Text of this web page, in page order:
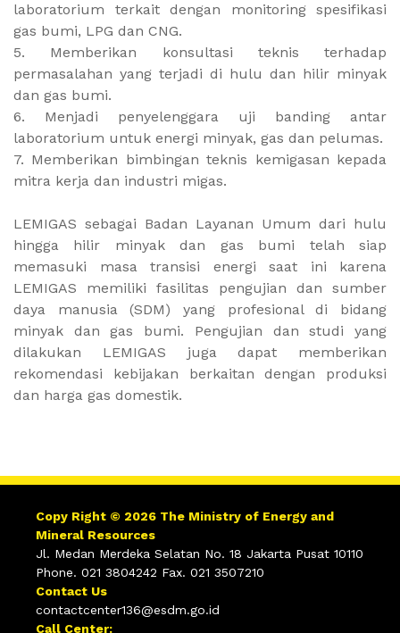
laboratorium terkait dengan monitoring spesifikasi
gas bumi, LPG dan CNG.
5. Memberikan konsultasi teknis terhadap
permasalahan yang terjadi di hulu dan hilir minyak
dan gas bumi.
6. Menjadi penyelenggara uji banding antar
laboratorium untuk energi minyak, gas dan pelumas.
7. Memberikan bimbingan teknis kemigasan kepada
mitra kerja dan industri migas.
LEMIGAS sebagai Badan Layanan Umum dari hulu
hingga hilir minyak dan gas bumi telah siap
memasuki masa transisi energi saat ini karena
LEMIGAS memiliki fasilitas pengujian dan sumber
daya manusia (SDM) yang profesional di bidang
minyak dan gas bumi. Pengujian dan studi yang
dilakukan LEMIGAS juga dapat memberikan
rekomendasi kebijakan berkaitan dengan produksi
dan harga gas domestik.
Copy Right © 2026 The Ministry of Energy and
Mineral Resources
Jl. Medan Merdeka Selatan No. 18 Jakarta Pusat 10110
Phone. 021 3804242 Fax. 021 3507210
Contact Us
contactcenter136@esdm.go.id
Call Center: